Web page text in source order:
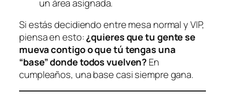
un área asignada.
Si estás decidiendo entre mesa normal y VIP,
piensa en esto:¿quieres que tu gente se
mueva contigo o que tú tengas una
“base” donde todos vuelven?En
cumpleaños, una base casi siempre gana.